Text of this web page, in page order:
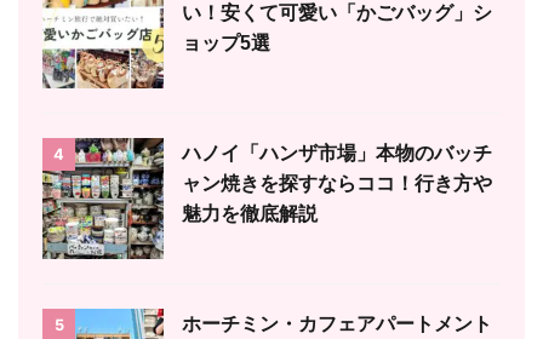
い！安くて可愛い「かごバッグ」シ
ョップ5選
4
ハノイ「ハンザ市場」本物のバッチ
ャン焼きを探すならココ！行き方や
魅力を徹底解説
5
ホーチミン・カフェアパートメント